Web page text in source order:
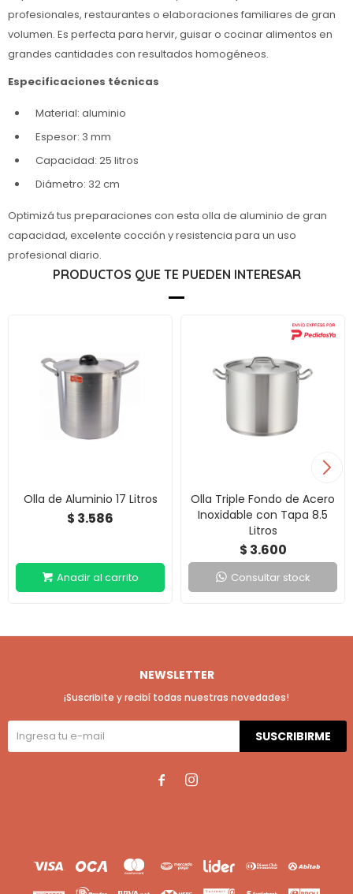
profesionales, restaurantes o elaboraciones familiares de gran
volumen. Es perfecta para hervir, guisar o cocinar alimentos en
grandes cantidades con resultados homogéneos.
Especificaciones técnicas
Material: aluminio
Espesor: 3 mm
Capacidad: 25 litros
Diámetro: 32 cm
Optimizá tus preparaciones con esta olla de aluminio de gran
capacidad, excelente cocción y resistencia para un uso
profesional diario.
PRODUCTOS QUE TE PUEDEN INTERESAR
Olla de Aluminio 17 Litros
$ 3.586
Olla Triple Fondo de Acero
Inoxidable con Tapa 8.5
Litros
$ 3.600
Consultar stock
NEWSLETTER
¡Suscribite y recibí todas nuestras novedades!
SUSCRIBIRME
 